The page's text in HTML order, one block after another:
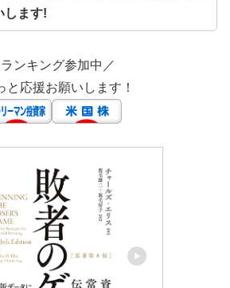
します!
ンキング参加中／
と応援お願いします！